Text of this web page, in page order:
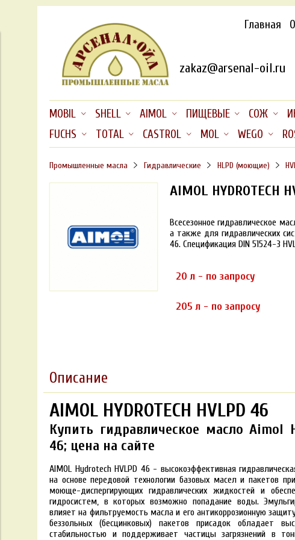
Главная
zakaz@arsenal-oil.ru
MOBIL SHELL AIMOL ПИЩЕВЫЕ СОЖ
FUCHS
TOTAL CASTROL MOL WEGO
Промышленные масла Гидравлические HLPD (моющие)
AIMOL HYDROTECH
Всесезонное гидравлическое
а также для гидравлических
46. Спецификация DIN 51524-3
20 л - по запросу
205 л - по запросу
Описание
AIMOL HYDROTECH HVLPD 46
Купить гидравлическое масло Aimol
46; цена на сайте
AIMOL Hydrotech HVLPD 46 - высокоэффективная
на основе передовой технологии базовых масел и пакетов
моюще-диспергирующих гидравлических жидкостей и
гидросистем, в которых возможно попадание воды.
влияет на фильтруемость масла и его антикоррозионную
беззольных (бесцинковых) пакетов присадок обладает
стабильностью и поддерживает частицы загрязнений в